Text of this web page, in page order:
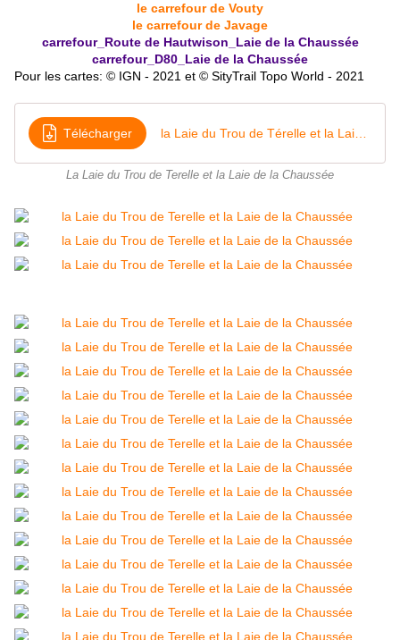
le carrefour de Vouty
le carrefour de Javage
carrefour_Route de Hautwison_Laie de la Chaussée
carrefour_D80_Laie de la Chaussée
Pour les cartes: © IGN - 2021 et © SityTrail Topo World - 2021
Télécharger
La Laie du Trou de Terelle et la Laie de la Chaussée